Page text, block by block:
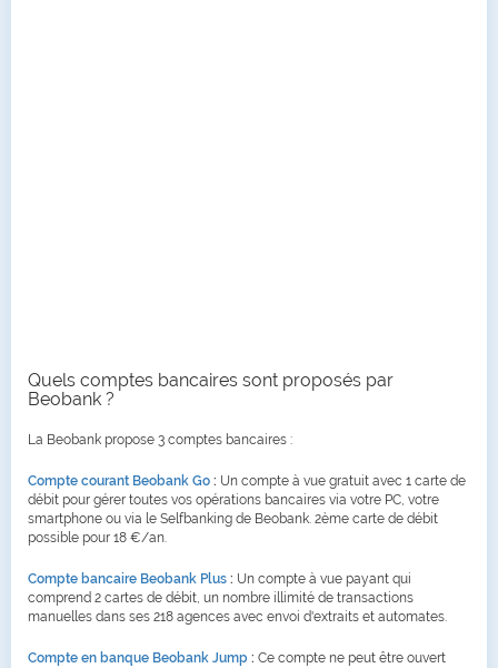
Quels comptes bancaires sont proposés par
Beobank ?
La Beobank propose 3 comptes bancaires :
Compte courant Beobank Go : Un compte à vue gratuit avec 1 carte de
débit pour gérer toutes vos opérations bancaires via votre PC, votre
smartphone ou via le Selfbanking de Beobank. 2ème carte de débit
possible pour 18 €/an.
Compte bancaire Beobank Plus : Un compte à vue payant qui
comprend 2 cartes de débit, un nombre illimité de transactions
manuelles dans ses 218 agences avec envoi d'extraits et automates.
Compte en banque Beobank Jump : Ce compte ne peut être ouvert